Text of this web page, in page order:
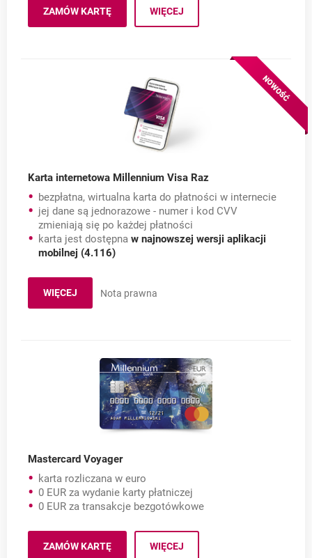
ZAMÓW KARTĘDO KONTA MILLENNIUM 360°
OTWIERA SIĘ W NOWEJ KARCIE
WIĘCEJO: KARTY DO KONTA
Karta internetowa Millennium Visa Raz
bezpłatna, wirtualna karta do płatności w internecie
jej dane są jednorazowe - numer i kod CVV
zmieniają się po każdej płatności
karta jest dostępna w najnowszej wersji aplikacji
mobilnej (4.116)
WIĘCEJO KARCIE INTERNETOWEJ MILLENNIUM VISA RAZ
Nota prawna
Mastercard Voyager
karta rozliczana w euro
0 EUR za wydanie karty płatniczej
0 EUR za transakcje bezgotówkowe
ZAMÓW KARTĘMASTERCARD VOYAGER
WIĘCEJ